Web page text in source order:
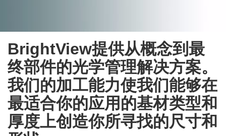
BrightView提供从概念到最
终部件的光学管理解决方案。
我们的加工能力使我们能够在
最适合你的应用的基材类型和
厚度上创造你所寻找的尺寸和